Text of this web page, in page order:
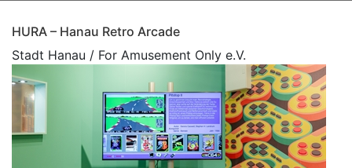
HURA – Hanau Retro Arcade
Stadt Hanau / For Amusement Only e.V.